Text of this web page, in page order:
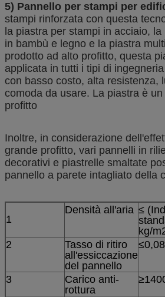
5) Pannello per stampi per
stampi rinforzata con questa
la piastra per stampi in acciaio,
in bambù e legno e la piastra
prodotto ad alto profitto, questa
applicata in tutti i tipi di
con basso costo, alta resistenza,
comoda da usare. La piastra è
profitto
Inoltre, in considerazione
grande profitto, vari pannelli in
decorativi e piastrelle smaltate
pannello a parete intagliato della
1
Densità all'aria ≤
kg/
2
Tasso di ritiro
all'essiccazione
del pannello
3
Carico anti-
rottura